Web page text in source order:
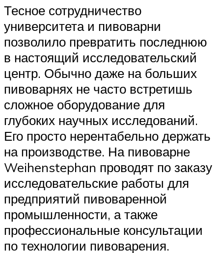
Тесное сотрудничество
университета и пивоварни
позволило превратить последнюю
в настоящий исследовательский
центр. Обычно даже на больших
пивоварнях не часто встретишь
сложное оборудование для
глубоких научных исследований.
Его просто нерентабельно держать
на производстве. На пивоварне
Weihenstephan проводят по заказу
исследовательские работы для
предприятий пивоваренной
промышленности, а также
профессиональные консультации
по технологии пивоварения.